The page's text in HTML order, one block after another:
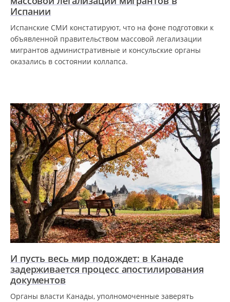
Испании
Испанские СМИ констатируют, что на фоне подготовки к
объявленной правительством массовой легализации
мигрантов административные и консульские органы
оказались в состоянии коллапса.
И пусть весь мир подождет: в Канаде
задерживается процесс апостилирования
документов
Органы власти Канады, уполномоченные заверять